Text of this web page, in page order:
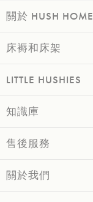
關於 HUSH HOME
床褥和床架
LITTLE HUSHIES
知識庫
售後服務
關於我們